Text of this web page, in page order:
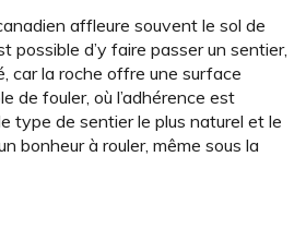
affleure souvent le sol de
possible d’y faire passer un sentier,
car la roche offre une surface
de fouler, où l’adhérence est
type de sentier le plus naturel et le
bonheur à rouler, même sous la